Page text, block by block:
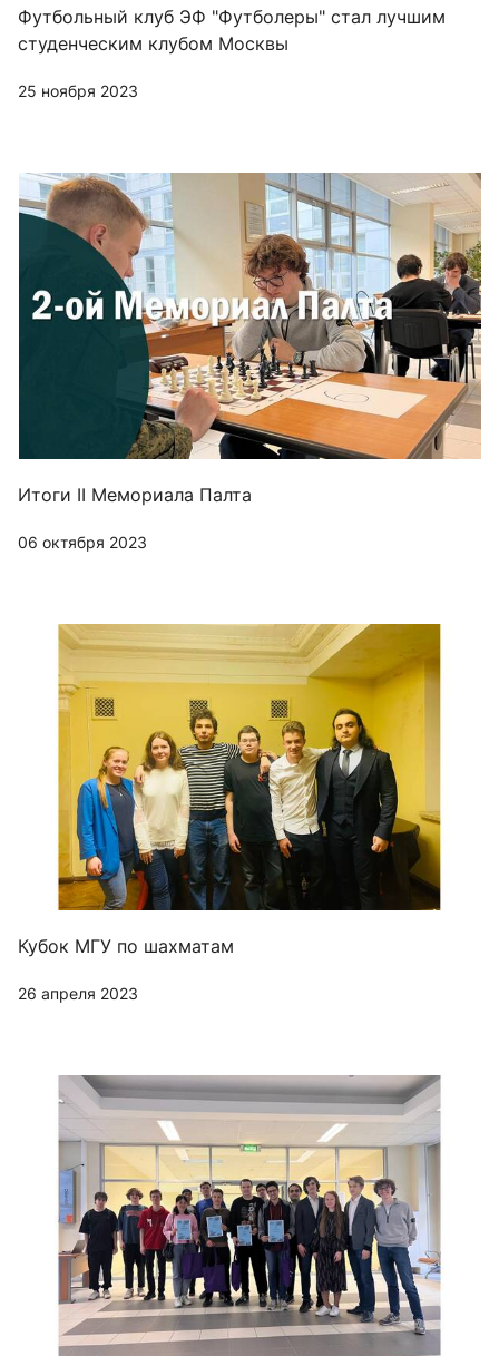
Футбольный клуб ЭФ "Футболеры" стал лучшим
студенческим клубом Москвы
25 ноября 2023
Итоги II Мемориала Палта
06 октября 2023
Кубок МГУ по шахматам
26 апреля 2023